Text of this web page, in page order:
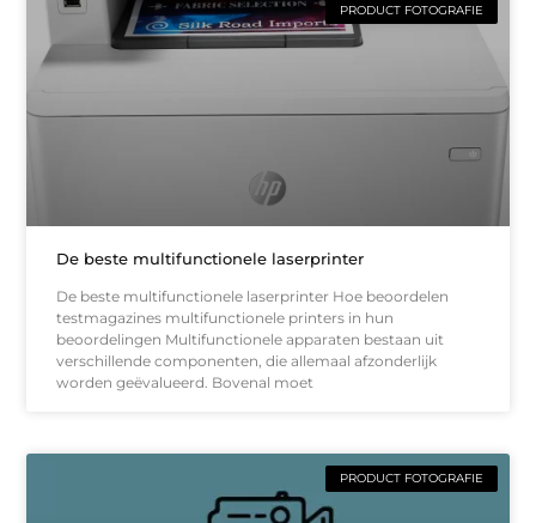
PRODUCT FOTOGRAFIE
De beste multifunctionele laserprinter
De beste multifunctionele laserprinter Hoe beoordelen
testmagazines multifunctionele printers in hun
beoordelingen Multifunctionele apparaten bestaan uit
verschillende componenten, die allemaal afzonderlijk
worden geëvalueerd. Bovenal moet
PRODUCT FOTOGRAFIE